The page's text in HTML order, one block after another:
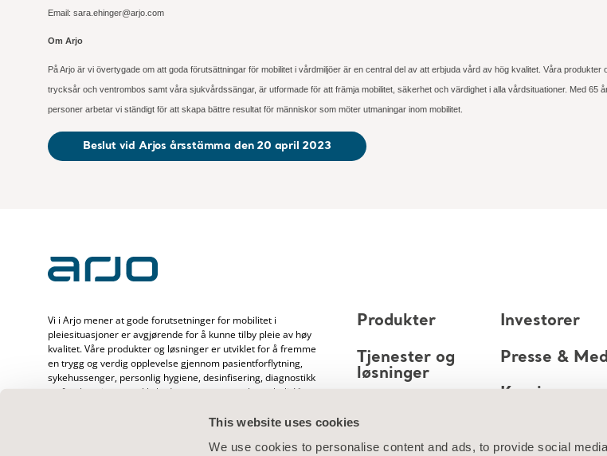
This website uses cookies
We use cookies to personalise content and ads, to provide social
Email: sara.ehinger@arjo.com
Om Arjo
På Arjo är vi övertygade om att goda förutsättningar för mobilitet i vårdmiljöer är en central del av att erbjuda vård av hög kvalitet. Våra
trycksår och ventrombos samt våra sjukvårdssängar, är utformade för att främja mobilitet, säkerhet och värdighet i alla vårdsituationer. Med
personer arbetar vi ständigt för att skapa bättre resultat för människor som möter utmaningar inom mobilitet.
Beslut vid Arjos årsstämma den 20 april 2023
Vi i Arjo mener at gode forutsetninger for mobilitet i
pleiesituasjoner er avgjørende for å kunne tilby pleie av høy
kvalitet. Våre produkter og løsninger er utviklet for å fremme
en trygg og verdig opplevelse gjennom pasientforflytning,
sykehussenger, personlig hygiene, desinfisering, diagnostikk
og forebygging av trykkskader og venøs tromboemboli. Vi
erfaring med pasientpleie og helsepersonell, og er opptatt
Produkter
Tjenester og
løsninger
Om oss
Investorer
Presse &
Karriere